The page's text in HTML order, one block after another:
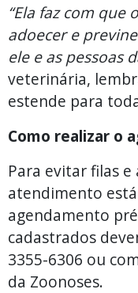
“Ela faz com que
adoecer e
ele e as pessoas
veterinária,
estende para
Como realizar o
Para evitar filas
atendimento
agendamento
cadastrados
3355-6306 ou
da Zoonoses.